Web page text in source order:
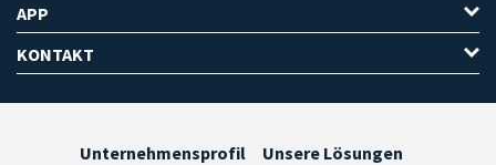
APP
KONTAKT
Unternehmensprofil
Unsere Lösungen